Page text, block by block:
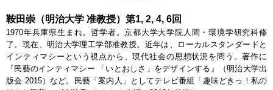
鞍田崇（明治大学 准教授）第1, 2, 4, 6回
1970年兵庫県生まれ。哲学者。京都大学大学院人間・環境学研究科修
了。現在、明治大学理工学部准教授。近年は、ローカルスタンダードと
インティマシーという視点から、現代社会の思想状況を問う。著作に
『民藝のインティマシー 「いとおしさ」をデザインする』（明治大学出
版会 2015）など。民藝「案内人」としてテレビ番組「趣味どきっ！私の